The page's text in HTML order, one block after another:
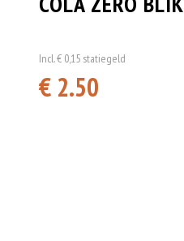
Incl. € 0,15 statiegeld
€ 2.50